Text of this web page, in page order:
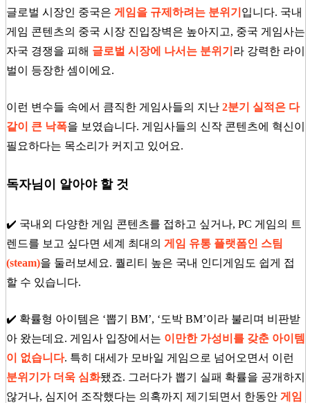
글로벌 시장인 중국은 게임을 규제하려는 분위기 입니다. 국내
게임 콘텐츠의 중국 시장 진입장벽은 높아지고, 중국 게임사는
자국 경쟁을 피해 글로벌 시장에 나서는 분위기 라 강력한 라이
벌이 등장한 셈이에요.
이런 변수들 속에서 큼직한 게임사들의 지난 2분기 실적은 다
같이 큰 낙폭을 보였습니다. 게임사들의 신작 콘텐츠에 혁신이
필요하다는 목소리가 커지고 있어요.
독자님이 알아야 할 것
✔️ 국내외 다양한 게임 콘텐츠를 접하고 싶거나, PC 게임의 트
렌드를 보고 싶다면 세계 최대의 게임 유통 플랫폼인 스팀
(steam)을 둘러보세요. 퀄리티 높은 국내 인디게임도 쉽게 접
할 수 있습니다.
✔️ 확률형 아이템은 ‘뽑기 BM’, ‘도박 BM’이라 불리며 비판받
아 왔는데요. 게임사 입장에서는 이만한 가성비를 갖춘 아이템
이 없습니다. 특히 대세가 모바일 게임으로 넘어오면서 이런
분위기가 더욱 심화됐죠. 그러다가 뽑기 실패 확률을 공개하지
않거나, 심지어 조작했다는 의혹까지 제기되면서 한동안 게임